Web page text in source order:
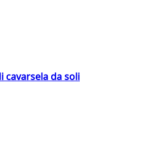
cavarsela da soli